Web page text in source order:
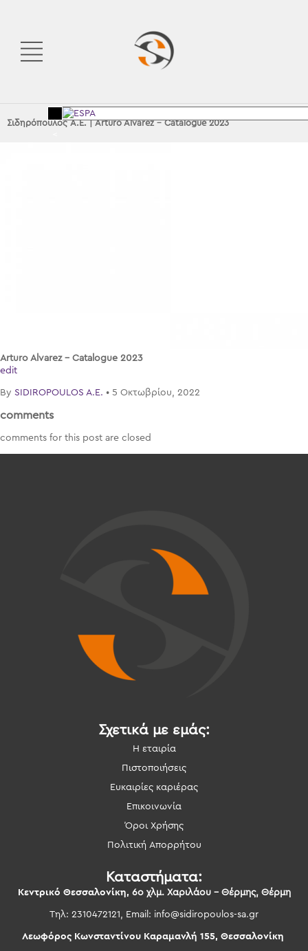
Σιδηρόπουλος Α.Ε.|Arturo Alvarez – Catalogue 2023
Arturo Alvarez – Catalogue 2023
edit
By SIDIROPOULOS A.E. • 5 Οκτωβρίου, 2022
comments
comments for this post are closed
Σχετικά με εμάς:
Η εταιρία
Πιστοποιήσεις
Ευκαιρίες καριέρας
Επικοινωνία
Όροι Χρήσης
Πολιτική Απορρήτου
Καταστήματα:
Κεντρικό Θεσσαλονίκη, 6ο χλμ. Χαριλάου – Θέρμης, Θέρμη
Τηλ: 2310472121, Email: info@sidiropoulos-sa.gr
Λεωφόρος Κωνσταντίνου Καραμανλή 155, Θεσσαλονίκη